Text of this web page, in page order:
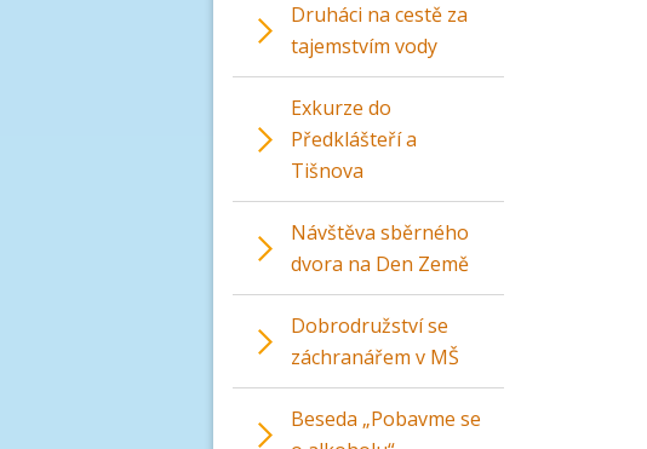
Druháci na cestě za
tajemstvím vody
Exkurze do
Předklášteří a
Tišnova
Návštěva sběrného
dvora na Den Země
Dobrodružství se
záchranářem v MŠ
Beseda „Pobavme se